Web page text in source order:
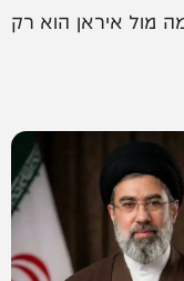
מול איראן הוא רק